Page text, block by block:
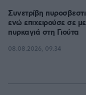
Συνετρίβη
ενώ επιχειρούσε σε
πυρκαγιά στη Γιούτα
08.08.2026, 09:34